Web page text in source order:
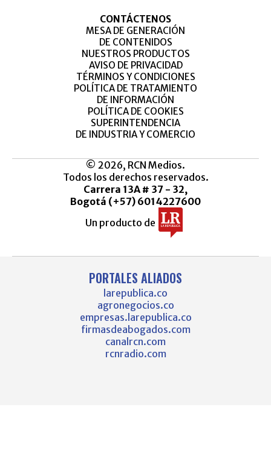
CONTÁCTENOS
MESA DE GENERACIÓN
DE CONTENIDOS
NUESTROS PRODUCTOS
AVISO DE PRIVACIDAD
TÉRMINOS Y CONDICIONES
POLÍTICA DE TRATAMIENTO
DE INFORMACIÓN
POLÍTICA DE COOKIES
SUPERINTENDENCIA
DE INDUSTRIA Y COMERCIO
© 2026, RCN Medios.
Todos los derechos reservados.
Carrera 13A # 37 - 32,
Bogotá (+57) 6014227600
Un producto de
PORTALES ALIADOS
larepublica.co
agronegocios.co
empresas.larepublica.co
firmasdeabogados.com
canalrcn.com
rcnradio.com